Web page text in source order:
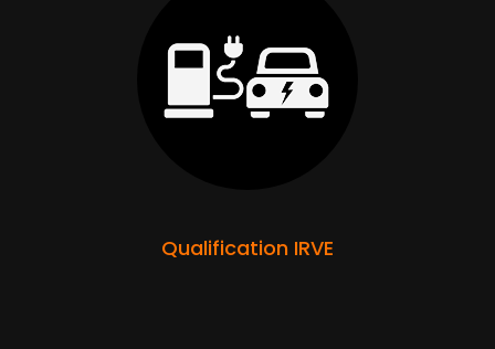
Qualification IRVE